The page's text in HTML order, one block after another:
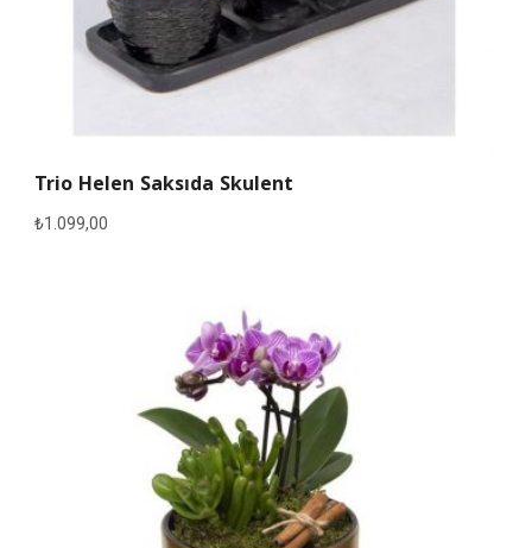
Trio Helen Saksıda Skulent
₺1.099,00